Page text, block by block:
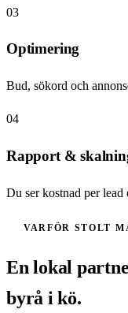
03
Optimering
Bud, sökord och
04
Rapport &
Du ser kostnad per
VARFÖR STOLT
En lokal
byrå i kö.